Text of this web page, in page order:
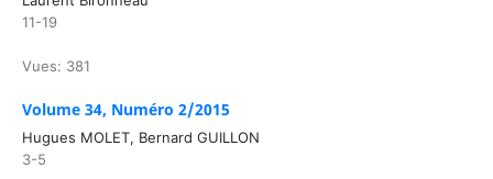
11-19
Vues: 381
Volume 34, Numéro 2/2015
Hugues MOLET, Bernard GUILLON
3-5